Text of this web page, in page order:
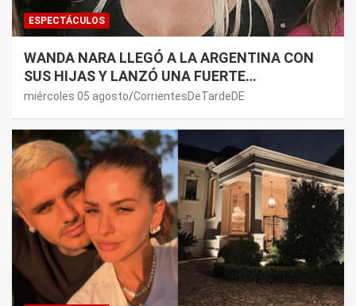
ESPECTÁCULOS
WANDA NARA LLEGÓ A LA ARGENTINA CON
SUS HIJAS Y LANZÓ UNA FUERTE
PREMONICIÓN SOBRE MAURO ICARDI
miércoles 05 agosto CorrientesDeTardeDE